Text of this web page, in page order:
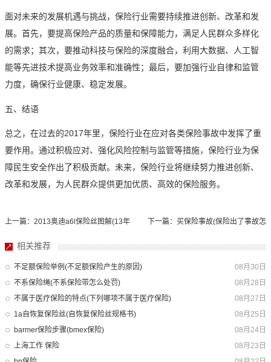
面对未来的发展机遇与挑战，保险行业需要持续推进创新、改革和发
展。首先，要提高保险产品的质量和保障能力，满足人民群众多样化
的需求；其次，要推动科技与保险的深度融合，利用大数据、人工智
能等先进技术提高业务效率和准确性；最后，要加强行业自律和监管
力度，确保行业健康、稳定发展。
五、结语
总之，在过去的2017年里，保险行业在应对各类保险事故中发挥了重
要作用。通过积极应对、强化风险控制与监管等措施，保险行业为保
障民生安全作出了积极贡献。未来，保险行业将继续努力推进创新、
改革和发展，为人民群众提供更加优质、高效的保险服务。
上一篇：2013奥迪a6l保险丝图解(13年
a6l保险丝说明书)
下一篇：买保险事故(保险出了事故怎
相关推荐
08月30日
不足额保险举例(不足额保险产生的原因)
08月28日
不系保险绳(不系保险带怎么处罚)
08月27日
不属于医疗保险的特点(下列哪项不属于医疗保险)
08月25日
1a自恢复保险丝(自恢复保险丝规格书)
08月24日
barmer保险步骤(bmex保险)
08月23日
上海工作 保险